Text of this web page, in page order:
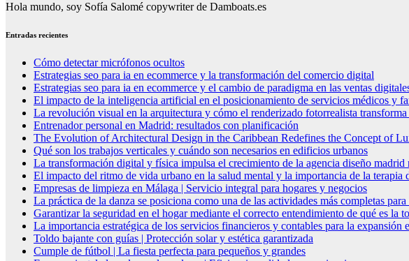
Hola mundo, soy Sofía Salomé copywriter de Damboats.es
Entradas recientes
Cómo detectar micrófonos ocultos
Estrategias seo para ia en ecommerce y la transformación del comercio digital
Estrategias seo para ia en ecommerce y el cambio de paradigma en las ventas
El impacto de la inteligencia artificial en el posicionamiento de servicios médicos y
La revolución visual en la arquitectura y cómo el renderizado fotorrealista transforma
Entrenador personal en Madrid: resultados con planificación
The Evolution of Architectural Design in the Caribbean Redefines the Concept of
Qué son los trabajos verticales y cuándo son necesarios en edificios urbanos
La transformación digital y física impulsa el crecimiento de la agencia diseño madrid
El impacto del ritmo de vida urbano en la salud mental y la importancia de la terapia
Empresas de limpieza en Málaga | Servicio integral para hogares y negocios
La práctica de la danza se posiciona como una de las actividades más completas
Garantizar la seguridad en el hogar mediante el correcto entendimiento de qué es la
La importancia estratégica de los servicios financieros y contables para la expansión
Toldo bajante con guías | Protección solar y estética garantizada
Cumple de fútbol | La fiesta perfecta para pequeños y grandes